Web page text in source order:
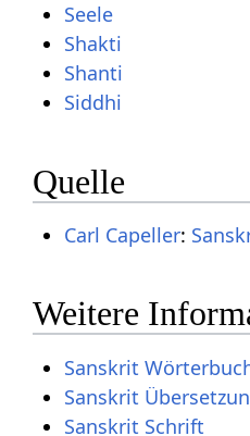
Seele
Shakti
Shanti
Siddhi
Quelle
Carl Capeller:
Weitere
Sanskrit
Sanskrit
Sanskrit Schrift